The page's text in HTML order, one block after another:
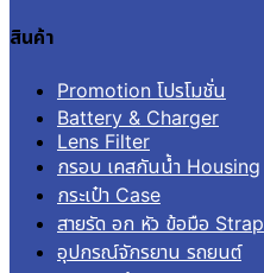
สินค้า
Promotion โปรโมชั่น
Battery & Charger
Lens Filter
กรอบ เคสกันน้ำ Housing
กระเป๋า Case
สายรัด อก หัว ข้อมือ Strap
อุปกรณ์จักรยาน รถยนต์